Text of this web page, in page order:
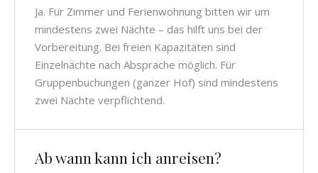
Ja. Für Zimmer und Ferienwohnung bitten wir um
mindestens zwei Nächte – das hilft uns bei der
Vorbereitung. Bei freien Kapazitäten sind
Einzelnächte nach Absprache möglich. Für
Gruppenbu­chungen (ganzer Hof) sind mindestens
zwei Nächte verpflichtend.
Ab wann kann ich anreisen?